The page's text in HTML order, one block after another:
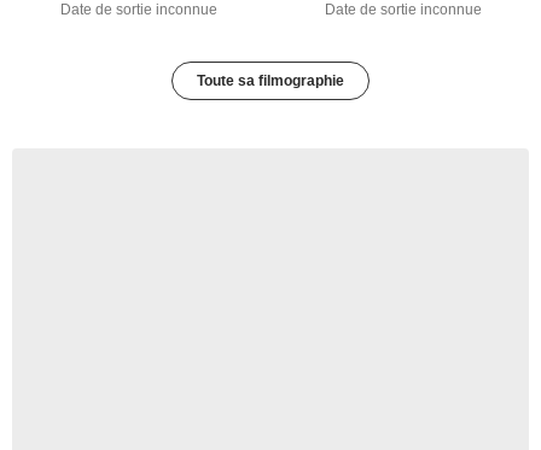
Date de sortie inconnue Date de sortie inconnue
Toute sa filmographie